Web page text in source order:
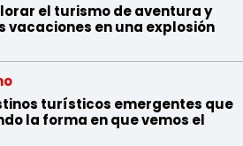
el turismo de aventura y
en una explosión
turísticos emergentes que
la forma en que vemos el